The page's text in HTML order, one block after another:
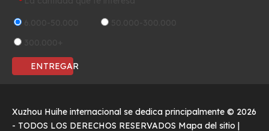
ENTREGAR
Xuzhou Huihe internacional se dedica principalmente © 2026
- TODOS LOS DERECHOS RESERVADOS Mapa del sitio |